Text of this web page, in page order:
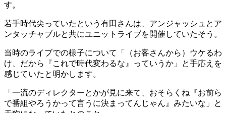
す。
若手時代尖っていたという有田さんは、アンジャッシュとア
ンタッチャブルと共にユニットライブを開催していたそう。
当時のライブでの様子について「（お客さんから）ウケるわ
け、だから『これで時代変わるな』っていうか」と手応えを
感じていたと明かします。
「一流のディレクターとかが見に来て、おそらくね『お前ら
で番組やろうかって言うに決まってんじゃん』みたいな」と